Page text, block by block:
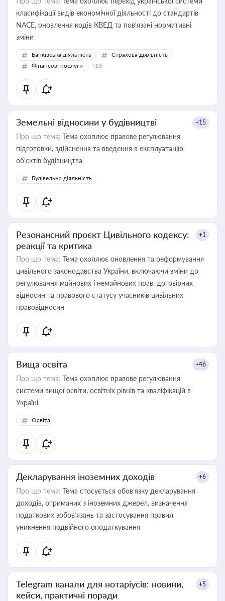
класифікації видів економічної діяльності до стандартів
NACE, оновлення кодів КВЕД та пов'язані нормативні
зміни
Банківська діяльність
Страхова діяльність
Фінансові послуги
+13
Земельні відносини у будівництві +15
Про що тема: Тема охоплює правове регулювання
підготовки, здійснення та введення в експлуатацію
об’єктів будівництва
Будівельна діяльність
Резонансний проєкт Цивільного кодексу:
реакції та критика
+1
Про що тема: Тема охоплює оновлення та реформування
цивільного законодавства України, включаючи зміни до
регулювання майнових і немайнових прав, договірних
відносин та правового статусу учасників цивільних
правовідносин
Вища освіта +46
Про що тема: Тема охоплює правове регулювання
системи вищої освіти, освітніх рівнів та кваліфікацій в
Україні
Освіта
Декларування іноземних доходів +6
Про що тема: Тема стосується обов’язку декларування
доходів, отриманих з іноземних джерел, визначення
податкових зобов’язань та застосування правил
уникнення подвійного оподаткування
Telegram канали для нотаріусів: новини,
кейси, практичні поради
+5